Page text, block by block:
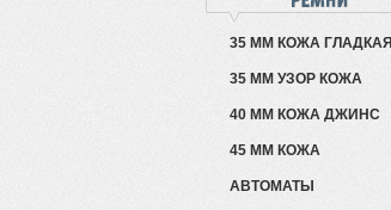
35 ММ КОЖА ГЛАДКАЯ
35 ММ УЗОР КОЖА
40 ММ КОЖА ДЖИНС
45 ММ КОЖА
АВТОМАТЫ